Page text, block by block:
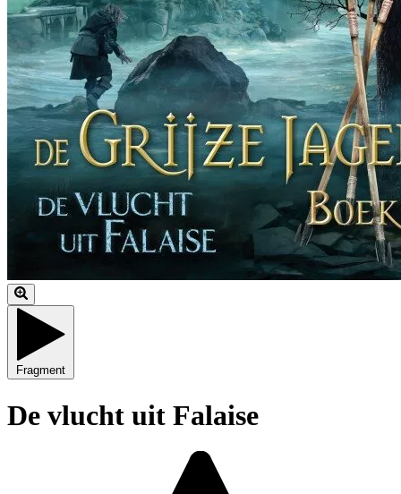
Fragment
De vlucht uit Falaise